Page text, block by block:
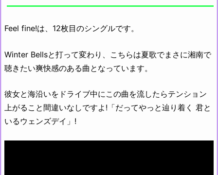
Feel fine!は、12枚目のシングルです。
Winter Bellsと打って変わり、こちらは夏歌でまさに湘南で
聴きたい爽快感のある曲となっています。
彼女と海沿いをドライブ中にこの曲を流したらテンション
上がること間違いなしですよ!「だってやっと辿り着く 君と
いるウェンズデイ」!